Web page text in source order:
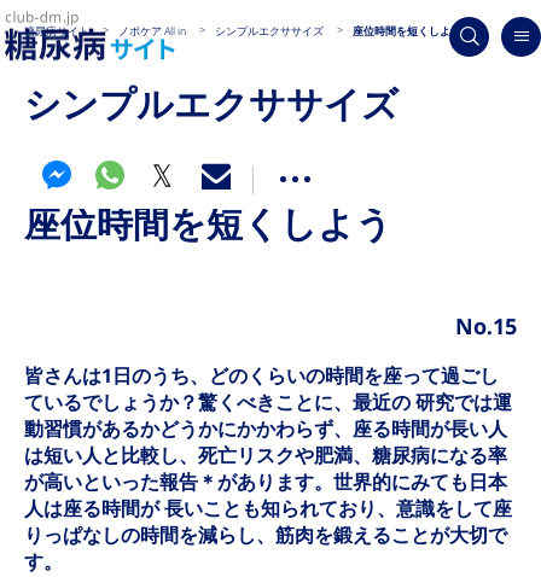
糖尿病サイト ノボケア All in シンプルエクササイズ 座位時間を短くしよう
シンプルエクササイズ
座位時間を短くしよう
No.15
皆さんは1日のうち、どのくらいの時間を座って過ごし
ているでしょうか？驚くべきことに、最近の 研究では運
動習慣があるかどうかにかかわらず、座る時間が長い人
は短い人と比較し、死亡リスクや肥満、糖尿病になる率
が高いといった報告＊があります。世界的にみても日本
人は座る時間が 長いことも知られており、意識をして座
りっぱなしの時間を減らし、筋肉を鍛えることが大切で
す。